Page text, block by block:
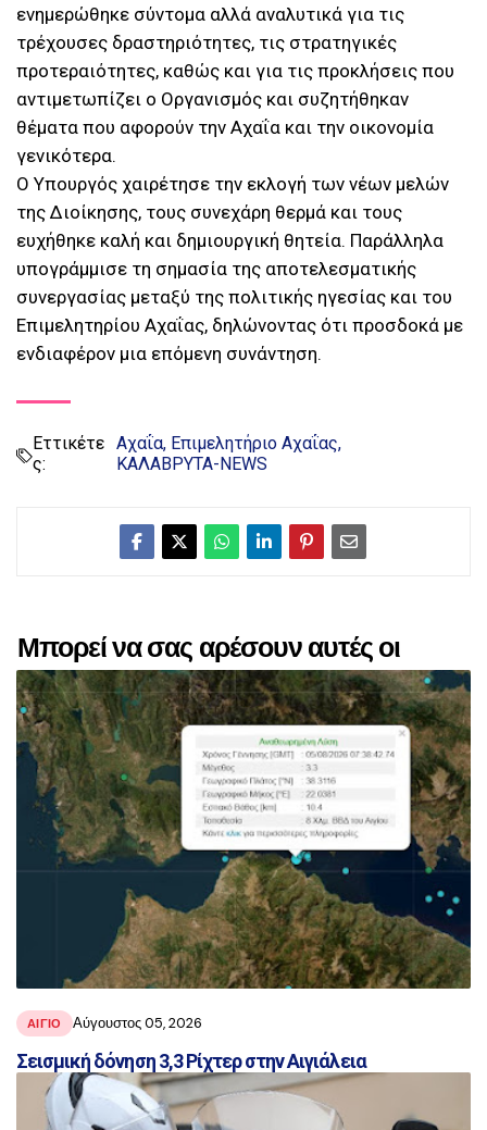
ενημερώθηκε σύντομα αλλά αναλυτικά για τις
τρέχουσες δραστηριότητες, τις στρατηγικές
προτεραιότητες, καθώς και για τις προκλήσεις που
αντιμετωπίζει ο Οργανισμός και συζητήθηκαν
θέματα που αφορούν την Αχαΐα και την οικονομία
γενικότερα.
Ο Υπουργός χαιρέτησε την εκλογή των νέων μελών
της Διοίκησης, τους συνεχάρη θερμά και τους
ευχήθηκε καλή και δημιουργική θητεία. Παράλληλα
υπογράμμισε τη σημασία της αποτελεσματικής
συνεργασίας μεταξύ της πολιτικής ηγεσίας και του
Επιμελητηρίου Αχαΐας, δηλώνοντας ότι προσδοκά με
ενδιαφέρον μια επόμενη συνάντηση.
Εττικέτε
ς:
Αχαΐα Επιμελητήριο Αχαΐας
ΚΑΛΑΒΡΥΤΑ-NEWS
Μπορεί να σας αρέσουν αυτές οι
αναρτήσεις
ΑΙΓΙΟ Αύγουστος 05, 2026
Σεισμική δόνηση 3,3 Ρίχτερ στην Αιγιάλεια